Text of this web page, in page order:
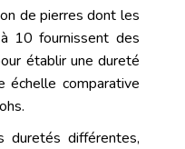
de pierres dont les
10 fournissent des
établir une dureté
échelle comparative
.
duretés différentes,